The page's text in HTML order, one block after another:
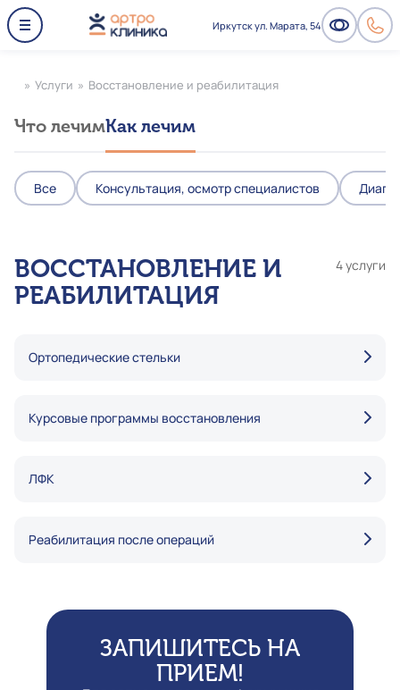
Иркутск ул. Марата, 54
» Услуги » Восстановление и реабилитация
Что лечимКак лечим
Все Консультация, осмотр специалистов
ВОССТАНОВЛЕНИЕ И
РЕАБИЛИТАЦИЯ
4 услуги
Ортопедические стельки
Курсовые программы восстановления
ЛФК
Реабилитация после операций
ЗАПИШИТЕСЬ НА
ПРИЕМ!